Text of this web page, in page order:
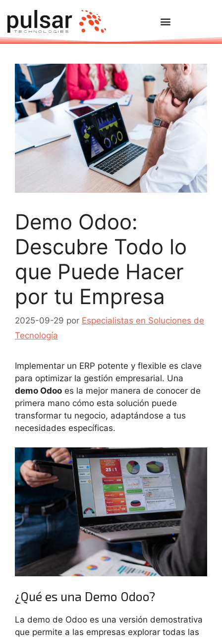
Demo Odoo:
Descubre Todo lo
que Puede Hacer
por tu Empresa
2025-09-29 por Especialistas en Soluciones de
Tecnología
Implementar un ERP potente y flexible es clave
para optimizar la gestión empresarial. Una
demo Odoo es la mejor manera de conocer de
primera mano cómo esta solución puede
transformar tu negocio, adaptándose a tus
necesidades específicas.
¿Qué es una Demo Odoo?
La demo de Odoo es una versión demostrativa
que permite a las empresas explorar todas las